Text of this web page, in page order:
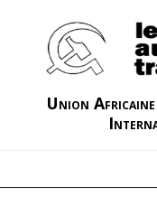
Union Africaine